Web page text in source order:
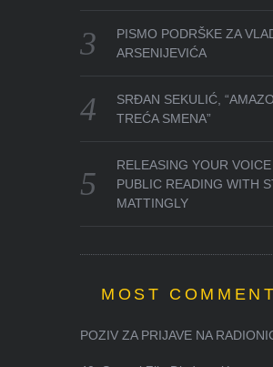
PISMO PODRŠKE ZA
ARSENIJEVIĆA
SRĐAN SEKULIĆ,
TREĆA SMENA”
RELEASING YOUR
PUBLIC READING WITH
MATTINGLY
MOST
POZIV ZA PRIJAVE NA